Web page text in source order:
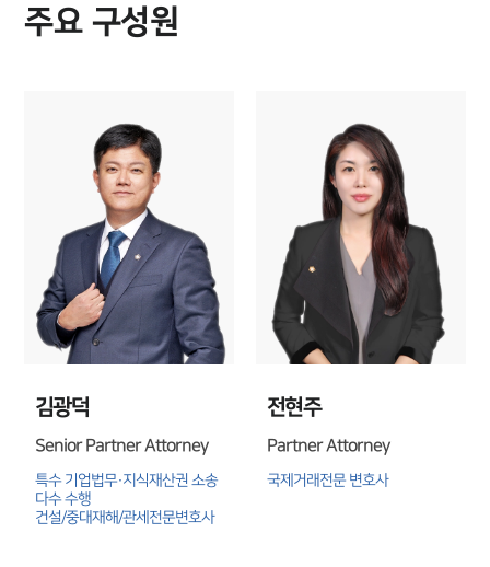
관세전문변호사
소식/자료
언론보도
공지사항
법률서식
뉴스레터/브로슈어
세미나
대륜법률상담예약
주요 구성원
김광덕
Senior Partner Attorney
특수 기업법무·지식재산권 소송
다수 수행
건설/중대재해/관세전문변호사
전현주
Partner Attorney
국제거래전문 변호사